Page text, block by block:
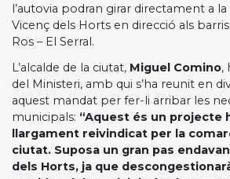
l’autovia podran girar directament a
Vicenç dels Horts en direcció als barris
Ros – El Serral.
L’alcalde de la ciutat, Miguel Comino,
del Ministeri, amb qui s’ha reunit en
aquest mandat per fer-li arribar les
municipals: “Aquest és un projecte
llargament reivindicat per la
ciutat. Suposa un gran pas
dels Horts, ja que